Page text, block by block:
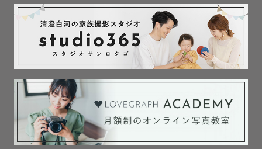
愛おしい思い出になるよう撮影させていただきますので、
お子様のイヤイヤも安心してお任せくださいね😊
撮影時間もお写真も、笑顔あふれる大切なものになるよう
に一緒に作り上げていきましょう❣️
✼••┈┈┈••✼••┈┈┈••✼••┈┈┈••✼
˗ˏˋ ニューボーン撮影について ˎˊ˗
アートニューボーン・ナチュラルニューボーン、どちらも